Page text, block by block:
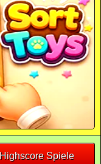
Highscore Spiele